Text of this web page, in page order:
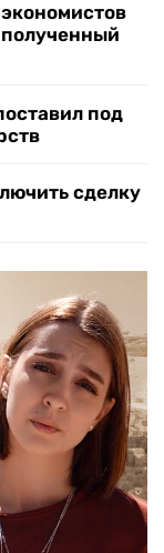
полученный
под
сделку